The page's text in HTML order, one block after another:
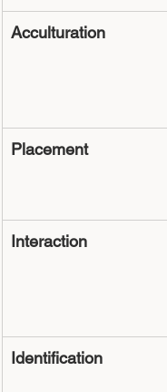
Acculturation
Placement
Interaction
Identification